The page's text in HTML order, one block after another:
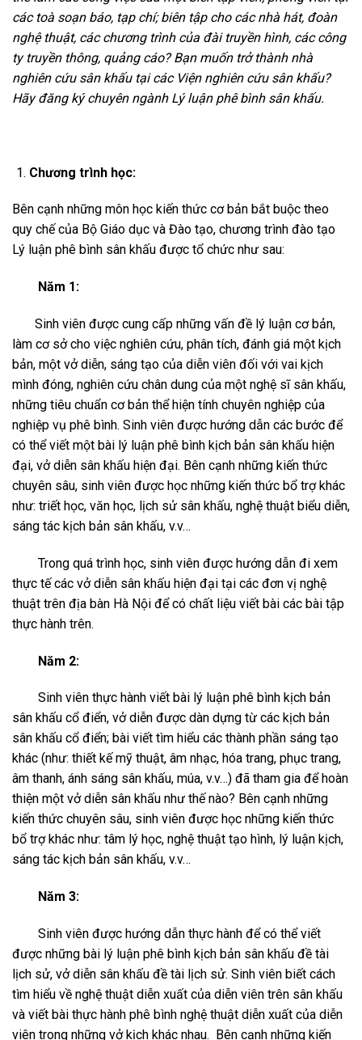
các toà soạn báo, tạp chí; biên tập cho các nhà hát, đoàn
nghệ thuật, các chương trình của đài truyền hình, các công
ty truyền thông, quảng cáo? Bạn muốn trở thành nhà
nghiên cứu sân khấu tại các Viện nghiên cứu sân khấu?
Hãy đăng ký chuyên ngành Lý luận phê bình sân khấu.
Chương trình học:
Bên cạnh những môn học kiến thức cơ bản bắt buộc theo
quy chế của Bộ Giáo dục và Đào tạo, chương trình đào tạo
Lý luận phê bình sân khấu được tổ chức như sau:
Năm 1:
Sinh viên được cung cấp những vấn đề lý luận cơ bản,
làm cơ sở cho việc nghiên cứu, phân tích, đánh giá một kịch
bản, một vở diễn, sáng tạo của diễn viên đối với vai kịch
mình đóng, nghiên cứu chân dung của một nghệ sĩ sân khấu,
những tiêu chuẩn cơ bản thể hiện tính chuyên nghiệp của
nghiệp vụ phê bình. Sinh viên được hướng dẫn các bước để
có thể viết một bài lý luận phê bình kịch bản sân khấu hiện
đại, vở diễn sân khấu hiện đại. Bên cạnh những kiến thức
chuyên sâu, sinh viên được học những kiến thức bổ trợ khác
như: triết học, văn học, lịch sử sân khấu, nghệ thuật biểu diễn,
sáng tác kịch bản sân khấu, v.v…
Trong quá trình học, sinh viên được hướng dẫn đi xem
thực tế các vở diễn sân khấu hiện đại tại các đơn vị nghệ
thuật trên địa bàn Hà Nội để có chất liệu viết bài các bài tập
thực hành trên.
Năm 2:
Sinh viên thực hành viết bài lý luận phê bình kịch bản
sân khấu cổ điển, vở diễn được dàn dựng từ các kịch bản
sân khấu cổ điển; bài viết tìm hiểu các thành phần sáng tạo
khác (như: thiết kế mỹ thuật, âm nhạc, hóa trang, phục trang,
âm thanh, ánh sáng sân khấu, múa, v.v…) đã tham gia để hoàn
thiện một vở diễn sân khấu như thế nào? Bên cạnh những
kiến thức chuyên sâu, sinh viên được học những kiến thức
bổ trợ khác như: tâm lý học, nghệ thuật tạo hình, lý luận kịch,
sáng tác kịch bản sân khấu, v.v…
Năm 3:
Sinh viên được hướng dẫn thực hành để có thể viết
được những bài lý luận phê bình kịch bản sân khấu đề tài
lịch sử, vở diễn sân khấu đề tài lịch sử. Sinh viên biết cách
tìm hiểu về nghệ thuật diễn xuất của diễn viên trên sân khấu
và viết bài thực hành phê bình nghệ thuật diễn xuất của diễn
viên trong những vở kịch khác nhau. Bên cạnh những kiến